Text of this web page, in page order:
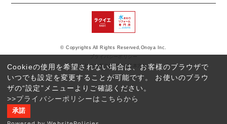
Cookieの使用を希望されない場合は、お客様のブラウザで
いつでも設定を変更することが可能です。 お使いのブラウ
ザの“設定”メニューよりご確認ください。
>>プライバシーポリシーはこちらから
承諾
反社会的勢力に対する基本方針
© Copyrights All Rights Reserved,Onoya Inc.